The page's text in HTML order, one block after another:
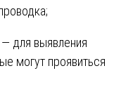
для выявления
могут проявиться